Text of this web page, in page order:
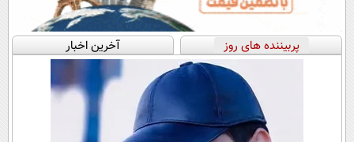
پربیننده های روز آخرین اخبار